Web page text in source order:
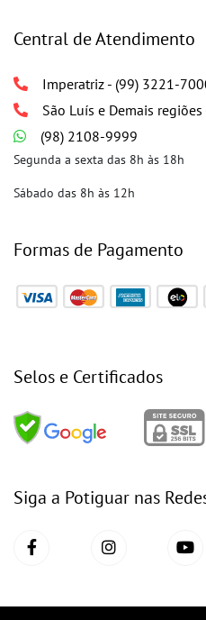
Central de Atendimento
Imperatriz - (99) 3221-
São Luís e Demais
(98) 2108-9999
Segunda a sexta das 8h às 18h
Sábado das 8h às 12h
Formas de Pagamento
Selos e Certificados
Siga a Potiguar nas